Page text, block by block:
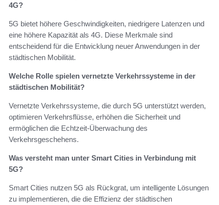
4G?
5G bietet höhere Geschwindigkeiten, niedrigere Latenzen und
eine höhere Kapazität als 4G. Diese Merkmale sind
entscheidend für die Entwicklung neuer Anwendungen in der
städtischen Mobilität.
Welche Rolle spielen vernetzte Verkehrssysteme in der
städtischen Mobilität?
Vernetzte Verkehrssysteme, die durch 5G unterstützt werden,
optimieren Verkehrsflüsse, erhöhen die Sicherheit und
ermöglichen die Echtzeit-Überwachung des
Verkehrsgeschehens.
Was versteht man unter Smart Cities in Verbindung mit
5G?
Smart Cities nutzen 5G als Rückgrat, um intelligente Lösungen
zu implementieren, die die Effizienz der städtischen